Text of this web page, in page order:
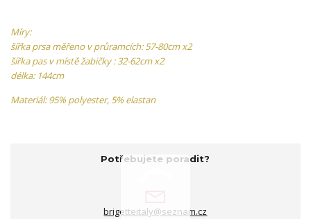
Míry:
šířka prsa měřeno v průramcích: 57-80cm x2
šířka pas v místě žabičky : 32-62cm x2
délka: 144cm
Materiál: 95% polyester, 5% elastan
Potřebujete poradit?
brigetteitaly@seznam.cz